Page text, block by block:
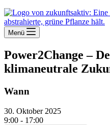
Menü
Power2Change –
klimaneutrale
Wann
30. Oktober 2025
9:00 - 17:00